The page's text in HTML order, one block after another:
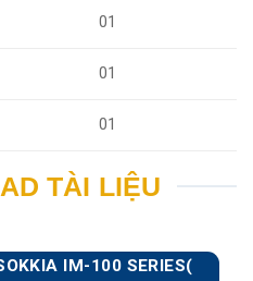
01
01
01
TÀI LIỆU
IM-100 SERIES(